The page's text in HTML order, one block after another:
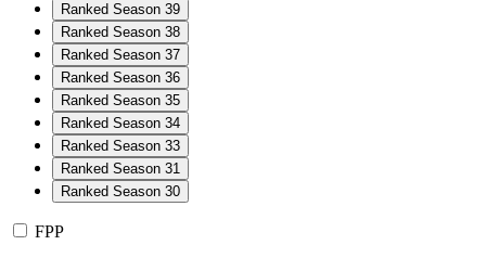
Ranked Season 39
Ranked Season 38
Ranked Season 37
Ranked Season 36
Ranked Season 35
Ranked Season 34
Ranked Season 33
Ranked Season 31
Ranked Season 30
FPP